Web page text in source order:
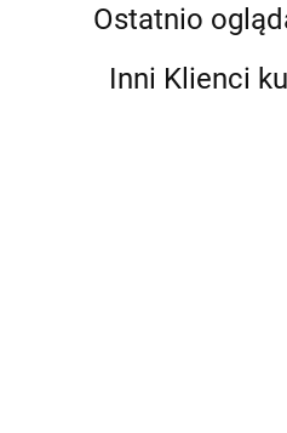
Ostatnio
Inni Klienci